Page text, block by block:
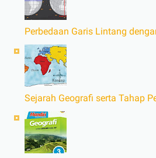
Perbedaan Garis Lintang
Sejarah Geografi serta Tahap